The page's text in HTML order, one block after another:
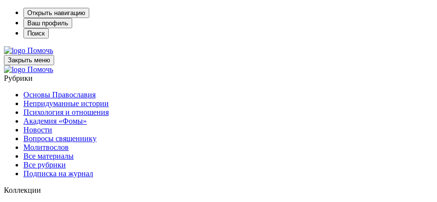
Открыть навигацию
Ваш профиль
Поиск
Помочь
Закрыть меню
Помочь
Рубрики
Основы Православия
Непридуманные истории
Психология и отношения
Академия «Фомы»
Новости
Вопросы священнику
Молитвослов
Все материалы
Все рубрики
Подписка на журнал
Коллекции